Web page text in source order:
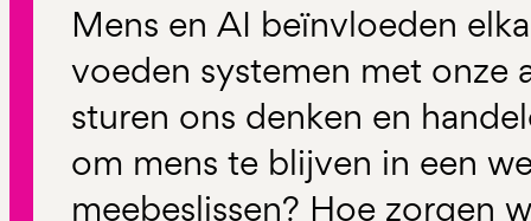
Mens en AI beïnvloeden
voeden systemen met onze
sturen ons denken en
om mens te blijven in een
meebeslissen? Hoe zorgen